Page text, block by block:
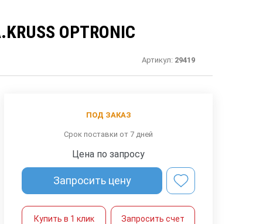
OPTRONIC
Артикул: 29419
ПОД ЗАКАЗ
Срок поставки от 7 дней
Цена по запросу
Запросить цену
Купить в 1 клик Запросить счет